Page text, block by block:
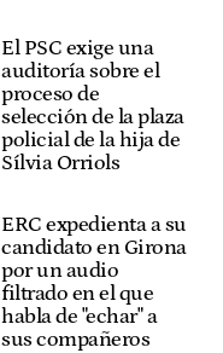
El PSC exige una
auditoría sobre el
proceso de
selección de la plaza
policial de la hija de
Sílvia Orriols
ERC expedienta a su
candidato en Girona
por un audio
filtrado en el que
habla de "echar" a
sus compañeros